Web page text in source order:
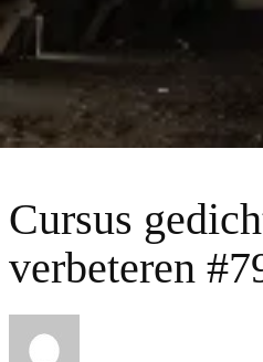
Cursus
verbeteren